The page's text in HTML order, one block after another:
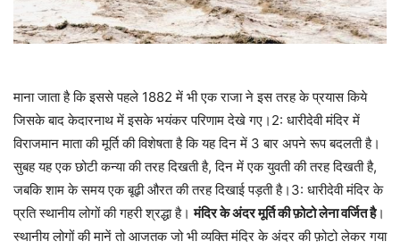
माना जाता है कि इससे पहले 1882 में भी एक राजा ने इस तरह के प्रयास किये
जिसके बाद केदारनाथ में इसके भयंकर परिणाम देखे गए।2: धारीदेवी मंदिर में
विराजमान माता की मूर्ति की विशेषता है कि यह दिन में 3 बार अपने रूप बदलती है।
सुबह यह एक छोटी कन्या की तरह दिखती है, दिन में एक युवती की तरह दिखती है,
जबकि शाम के समय एक बूढ़ी औरत की तरह दिखाई पड़ती है।3: धारीदेवी मंदिर के
प्रति स्थानीय लोगों की गहरी श्रद्धा है।मंदिर के अंदर मूर्ति की फ़ोटो लेना वर्जित है।
स्थानीय लोगों की मानें तो आजतक जो भी व्यक्ति मंदिर के अंदर की फ़ोटो लेकर गया